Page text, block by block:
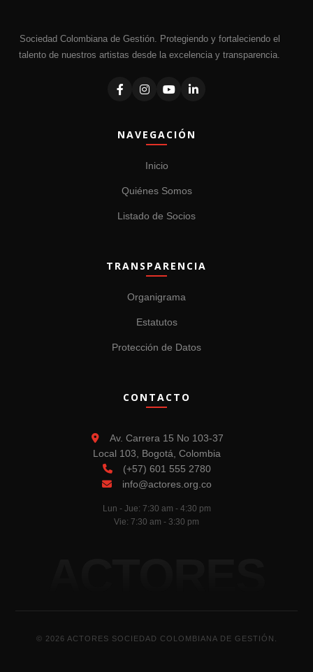
Sociedad Colombiana de Gestión. Protegiendo y fortaleciendo el
talento de nuestros artistas desde la excelencia y transparencia.
NAVEGACIÓN
Inicio
Quiénes Somos
Listado de Socios
TRANSPARENCIA
Organigrama
Estatutos
Protección de Datos
CONTACTO
Av. Carrera 15 No 103-37
Local 103, Bogotá, Colombia
(+57) 601 555 2780
info@actores.org.co
Lun - Jue: 7:30 am - 4:30 pm
Vie: 7:30 am - 3:30 pm
© 2026 ACTORES SOCIEDAD COLOMBIANA DE GESTIÓN.